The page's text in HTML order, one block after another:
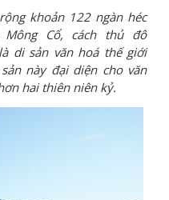
khoản 122 ngàn héc
Cổ, cách thủ đô
di sản văn hoá thế giới
này đại diện cho văn
hai thiên niên kỷ.